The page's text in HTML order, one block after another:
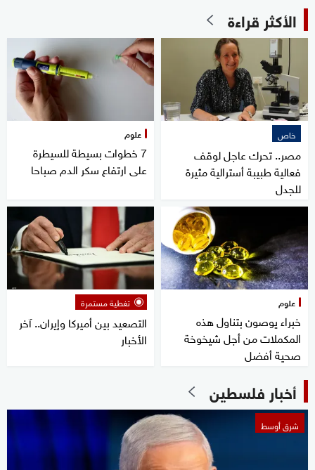
الأكثر قراءة
خاص
مصر.. تحرك عاجل لوقف
فعالية طبيبة أسترالية مثيرة
للجدل
علوم
7 خطوات بسيطة للسيطرة
على ارتفاع سكر الدم صباحا
علوم
خبراء يوصون بتناول هذه
المكملات من أجل شيخوخة
صحية أفضل
تغطية مستمرة
التصعيد بين أميركا وإيران.. آخر
الأخبار
أخبار فلسطين
شرق أوسط